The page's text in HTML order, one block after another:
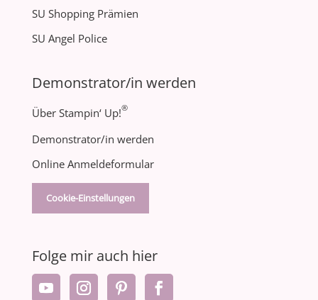
SU Shopping Prämien
SU Angel Police
Demonstrator/in werden
Über Stampin‘ Up!®
Demonstrator/in werden
Online Anmeldeformular
Cookie-Einstellungen
Folge mir auch hier